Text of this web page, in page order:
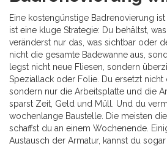
Eine kostengünstige Badrenovierung
ist eine kluge Strategie: Du behältst,
veränderst nur das, was sichtbar oder
nicht die gesamte Badewanne aus,
legst nicht neue Fliesen, sondern
Speziallack oder Folie. Du ersetzt nicht
sondern nur die Arbeitsplatte und die
sparst Zeit, Geld und Müll. Und du
wochenlange Baustelle. Die meisten
schaffst du an einem Wochenende.
Austausch der Armatur, kannst du